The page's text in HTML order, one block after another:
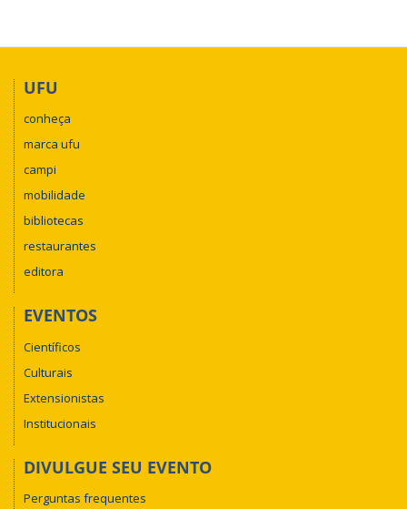
UFU
conheça
marca ufu
campi
mobilidade
bibliotecas
restaurantes
editora
EVENTOS
Científicos
Culturais
Extensionistas
Institucionais
DIVULGUE SEU EVENTO
Perguntas frequentes